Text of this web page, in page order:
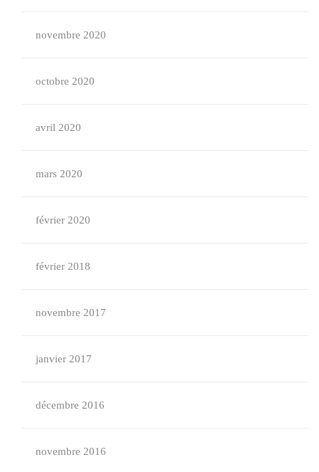
novembre 2020
octobre 2020
avril 2020
mars 2020
février 2020
février 2018
novembre 2017
janvier 2017
décembre 2016
novembre 2016